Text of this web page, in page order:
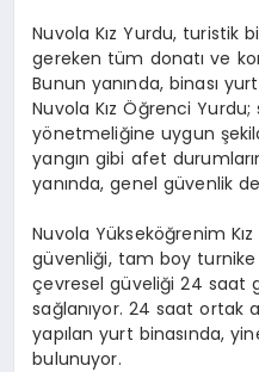
Nuvola Kız Yurdu, turistik
gereken tüm donatı ve
Bunun yanında, binası
Nuvola Kız Öğrenci
yönetmeliğine uygun
yangın gibi afet
yanında, genel güvenlik
Nuvola Yükseköğrenim
güvenliği, tam boy turnike
çevresel güveliği 24 saat
sağlanıyor. 24 saat ortak
yapılan yurt binasında,
bulunuyor.